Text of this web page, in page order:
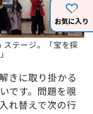
お気に入り
テージ。「宝を探
きに取り掛かる
です。問題を覗
れ替えで次の行